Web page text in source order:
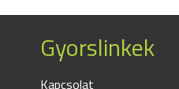
Gyorslinkek
Kapcsolat